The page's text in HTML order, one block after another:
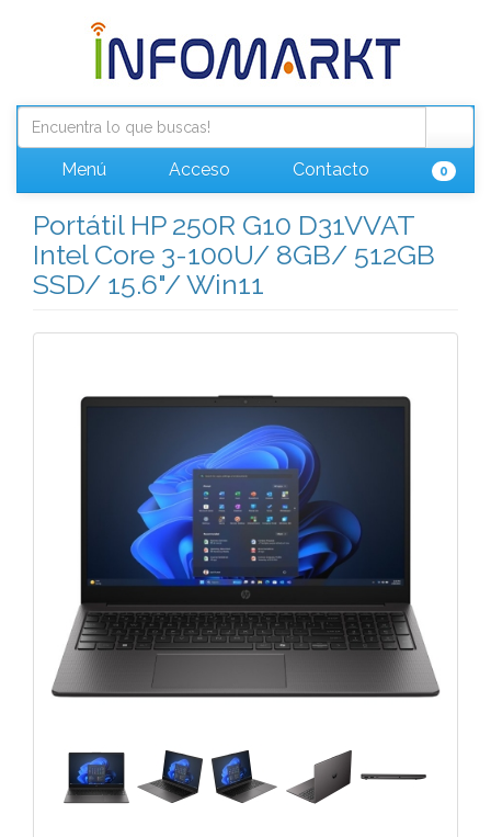
Menú Acceso Contacto 0
Portátil HP 250R G10 D31VVAT
Intel Core 3-100U/ 8GB/ 512GB
SSD/ 15.6"/ Win11